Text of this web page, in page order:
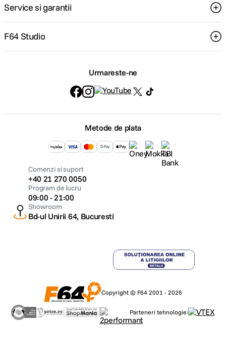
Service si garantii
F64 Studio
Urmareste-ne
Metode de plata
Comenzi si suport
+40 21 270 0050
Program de lucru
09:00 - 21:00
Showroom
Bd-ul Unirii 64, Bucuresti
Copyright © F64 2001 - 2026
Parteneri tehnologie: